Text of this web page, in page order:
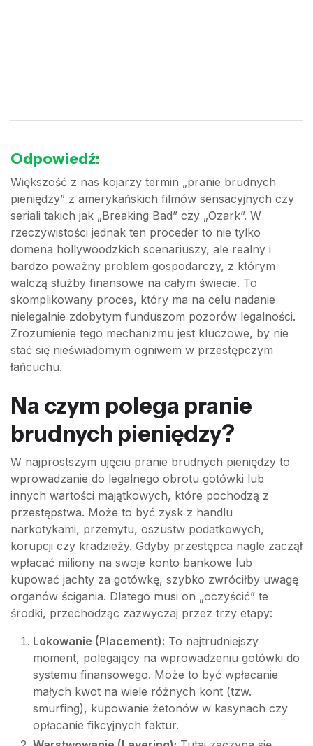
Odpowiedź:
Większość z nas kojarzy termin „pranie brudnych
pieniędzy” z amerykańskich filmów sensacyjnych czy
seriali takich jak „Breaking Bad” czy „Ozark”. W
rzeczywistości jednak ten proceder to nie tylko
domena hollywoodzkich scenariuszy, ale realny i
bardzo poważny problem gospodarczy, z którym
walczą służby finansowe na całym świecie. To
skomplikowany proces, który ma na celu nadanie
nielegalnie zdobytym funduszom pozorów legalności.
Zrozumienie tego mechanizmu jest kluczowe, by nie
stać się nieświadomym ogniwem w przestępczym
łańcuchu.
Na czym polega pranie
brudnych pieniędzy?
W najprostszym ujęciu pranie brudnych pieniędzy to
wprowadzanie do legalnego obrotu gotówki lub
innych wartości majątkowych, które pochodzą z
przestępstwa. Może to być zysk z handlu
narkotykami, przemytu, oszustw podatkowych,
korupcji czy kradzieży. Gdyby przestępca nagle zaczął
wpłacać miliony na swoje konto bankowe lub
kupować jachty za gotówkę, szybko zwróciłby uwagę
organów ścigania. Dlatego musi on „oczyścić” te
środki, przechodząc zazwyczaj przez trzy etapy:
Lokowanie (Placement): To najtrudniejszy
moment, polegający na wprowadzeniu gotówki do
systemu finansowego. Może to być wpłacanie
małych kwot na wiele różnych kont (tzw.
smurfing), kupowanie żetonów w kasynach czy
opłacanie fikcyjnych faktur.